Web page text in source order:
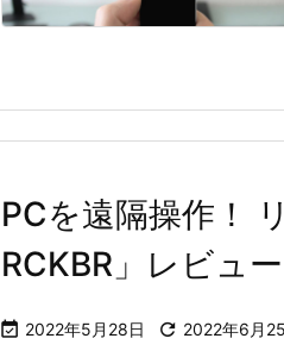
PCを遠隔操作！
RCKBR」レビュー
 2022年5月28日  2022年6月